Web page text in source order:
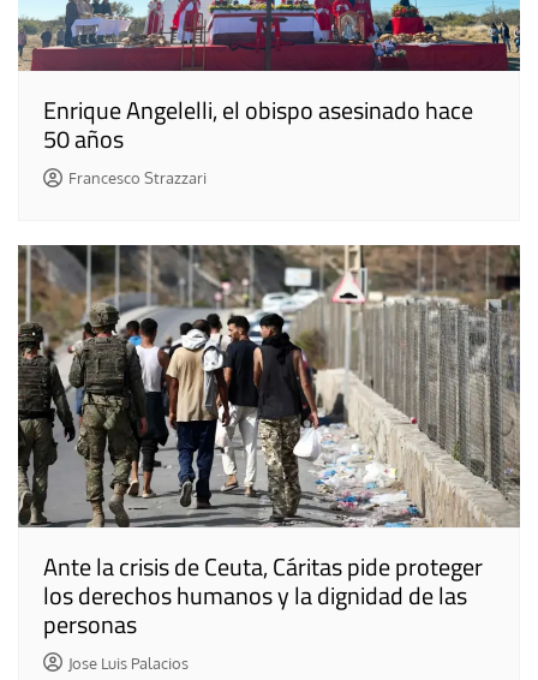
Enrique Angelelli, el obispo asesinado hace
50 años
Francesco Strazzari
Ante la crisis de Ceuta, Cáritas pide proteger
los derechos humanos y la dignidad de las
personas
Jose Luis Palacios